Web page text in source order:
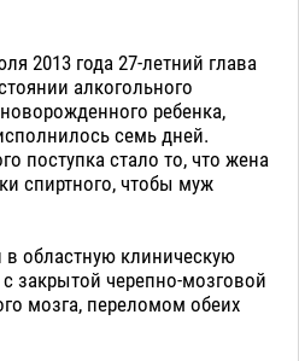
2013 года 27-летний глава
алкогольного
ребенка,
семь дней.
поступка стало то, что жена
спиртного, чтобы муж
областную клиническую
закрытой черепно-мозговой
мозга, переломом обеих